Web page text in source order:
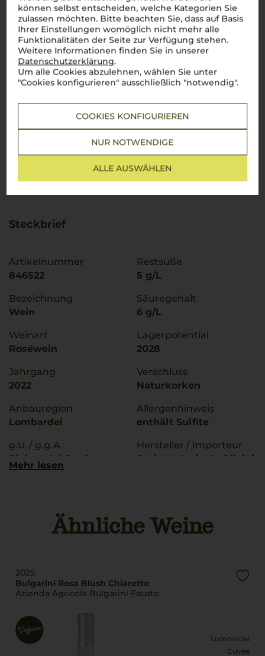
können selbst entscheiden, welche Kategorien Sie
zulassen möchten. Bitte beachten Sie, dass auf Basis
Ihrer Einstellungen womöglich nicht mehr alle
Funktionalitäten der Seite zur Verfügung stehen.
Weitere Informationen finden Sie in unserer
Datenschutzerklärung.
Um alle Cookies abzulehnen, wählen Sie unter
"Cookies konfigurieren" ausschließlich "notwendig".
COOKIES KONFIGURIEREN
NUR NOTWENDIGE
ALLE AUSWÄHLEN
Steckbrief
Artikelnummer
846522
Bezeichnung
Wein
Weinart
Roséwein
Jahrgang
2022
Anbauregion
Lombardei
g.U./ g.g.A
Riviera del Garda
5% Barbera
5% Sangiovese
8 °C
Alkoholgehalt
Restsüße
5 g/L
Säuregehalt
6 g/L
Lagerpotential
2028
Verschluss
Naturkorken
Allergenhinweis
enthält Sulfite
Hersteller / Importeur
Societa' Agricola Olivini
Italien
Geschmack
trocken
Mehr lesen
Ähnliche Weine
2025
Bulgarini Rosa Blush Chiaretto
Azienda Agricola Bulgarini Fausto
Lombardei
Cuvée